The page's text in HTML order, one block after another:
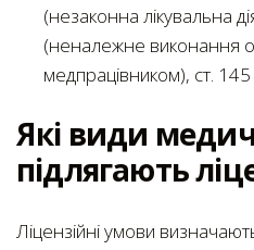
(незаконна лікувальна
(неналежне виконання
медпрацівником), ст. 145
Які види
підлягають
Ліцензійні умови